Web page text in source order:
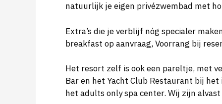
natuurlijk je eigen privézwembad met
Extra’s die je verblijf nóg specialer
breakfast op aanvraag, Voorrang bij
Het resort zelf is ook een pareltje, met
Bar en het Yacht Club Restaurant bij
het adults only spa center. Wij zijn